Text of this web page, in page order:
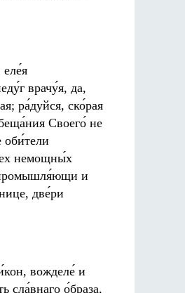
врачу́я, да,
ра́дуйся, ско́рая
Своего́ не
оби́тели
немощны́х
промышля́ющи и
две́ри
вожделе́ и
сла́внаго о́браза,